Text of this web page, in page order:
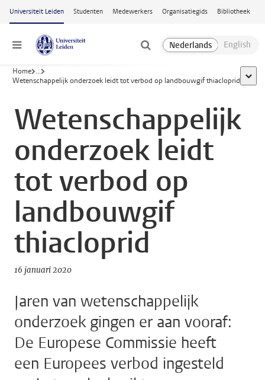
Ga naar hoofdinhoud
Universiteit Leiden Studenten Medewerkers Organisatiegids Bibliotheek
Menu
Home ...
Wetenschappelijk onderzoek leidt tot verbod op landbouwgif thiacloprid
toon
Wetenschappelijk
onderzoek leidt
tot verbod op
landbouwgif
thiacloprid
16 januari 2020
Jaren van wetenschappelijk
onderzoek gingen er aan vooraf:
De Europese Commissie heeft
een Europees verbod ingesteld